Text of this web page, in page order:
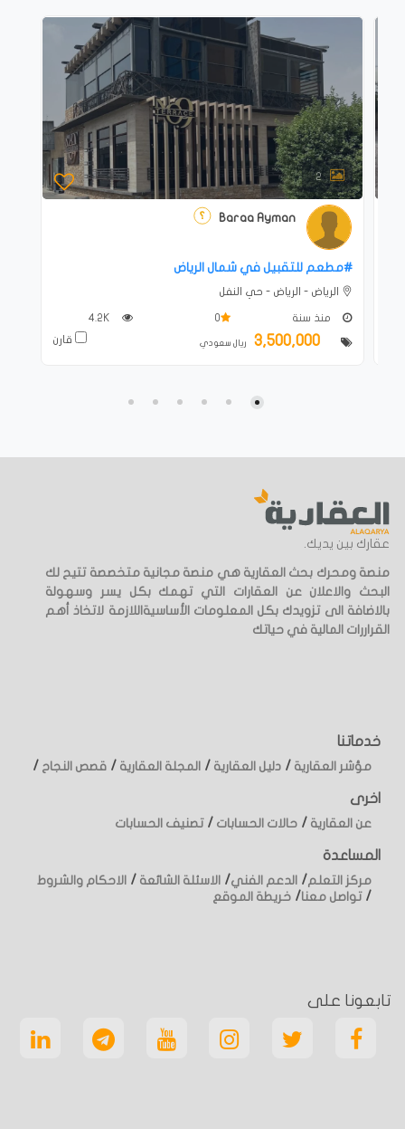
2
Baraa Ayman
#‎مطعم للتقبيل في شمال الرياض
الرياض - الرياض - حي النفل
منذ سنة 0
3,500,000 ريال سعودي قارن
عقارك بين يديك.
منصة ومحرك بحث العقارية هي منصة مجانية متخصصة تتيح لك
البحث والاعلان عن العقارات التي تهمك بكل يسر وسهولة
بالاضافة الى تزويدك بكل المعلومات الأساسيةاللازمة لاتخاذ أهم
القراررات المالية في حياتك
خدماتنا
مؤشر العقارية / دليل العقارية / المجلة العقارية / قصص النجاح /
اخرى
عن العقارية / حالات الحسابات /تصنيف الحسابات
المساعدة
مركز التعلم/ الدعم الفني/ الاسئلة الشائعة / الاحكام والشروط
/تواصل معنا/ خريطة الموقع
تابعونا على